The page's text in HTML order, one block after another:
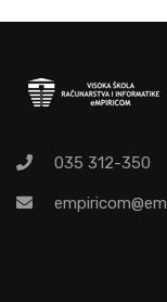
035 312-350